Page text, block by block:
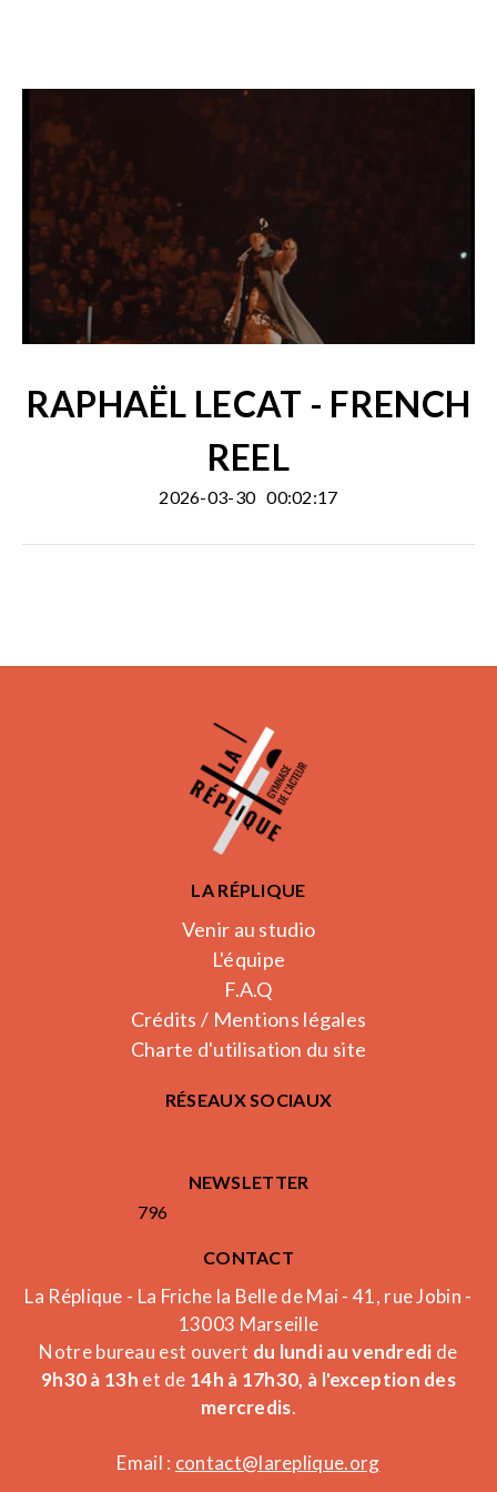
RAPHAËL LECAT - FRENCH
REEL
2026-03-30 00:02:17
LA RÉPLIQUE
Venir au studio
L'équipe
F.A.Q
Crédits / Mentions légales
Charte d'utilisation du site
RÉSEAUX SOCIAUX
NEWSLETTER
796
CONTACT
La Réplique - La Friche la Belle de Mai - 41, rue Jobin -
13003 Marseille
Notre bureau est ouvert du lundi au vendredi de
9h30 à 13h et de 14h à 17h30, à l'exception des
mercredis.
Email : contact@lareplique.org